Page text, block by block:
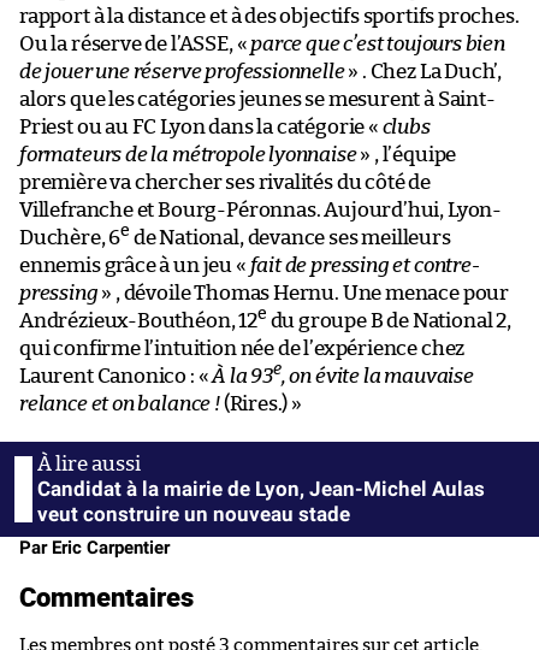
rapport à la distance et à des objectifs sportifs proches.
Ou la réserve de l’ASSE, « parce que c’est toujours bien
de jouer une réserve professionnelle» . Chez La Duch’,
alors que les catégories jeunes se mesurent à Saint-
Priest ou au FC Lyon dans la catégorie « clubs
formateurs de la métropole lyonnaise» , l’équipe
première va chercher ses rivalités du côté de
Villefranche et Bourg-Péronnas. Aujourd’hui, Lyon-
Duchère, 6e de National, devance ses meilleurs
ennemis grâce à un jeu « fait de pressing et contre-
pressing » , dévoile Thomas Hernu. Une menace pour
Andrézieux-Bouthéon, 12e du groupe B de National 2,
qui confirme l’intuition née de l’expérience chez
Laurent Canonico : «À la 93e, on évite la mauvaise
relance et on balance !(Rires.) »
Candidat à la mairie de Lyon, Jean-Michel Aulas
veut construire un nouveau stade
Par Eric Carpentier
Commentaires
Les membres ont posté 3 commentaires sur cet article.